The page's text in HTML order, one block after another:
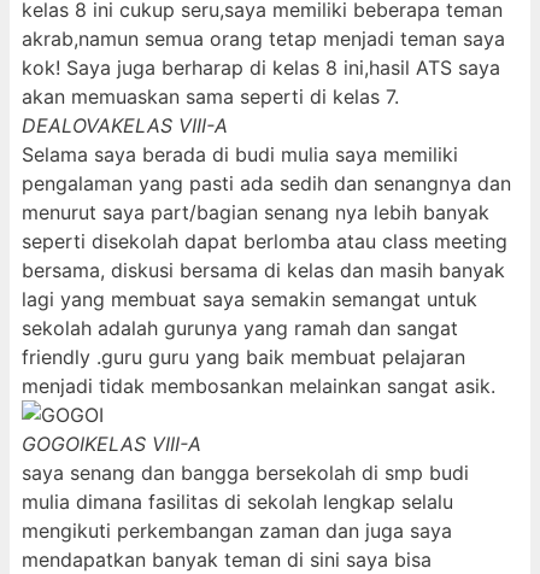
kelas 8 ini cukup seru,saya memiliki beberapa teman
akrab,namun semua orang tetap menjadi teman saya
kok! Saya juga berharap di kelas 8 ini,hasil ATS saya
akan memuaskan sama seperti di kelas 7.
DEALOVAKELAS VIII-A
Selama saya berada di budi mulia saya memiliki
pengalaman yang pasti ada sedih dan senangnya dan
menurut saya part/bagian senang nya lebih banyak
seperti disekolah dapat berlomba atau class meeting
bersama, diskusi bersama di kelas dan masih banyak
lagi yang membuat saya semakin semangat untuk
sekolah adalah gurunya yang ramah dan sangat
friendly .guru guru yang baik membuat pelajaran
menjadi tidak membosankan melainkan sangat asik.
GOGOIKELAS VIII-A
saya senang dan bangga bersekolah di smp budi
mulia dimana fasilitas di sekolah lengkap selalu
mengikuti perkembangan zaman dan juga saya
mendapatkan banyak teman di sini saya bisa